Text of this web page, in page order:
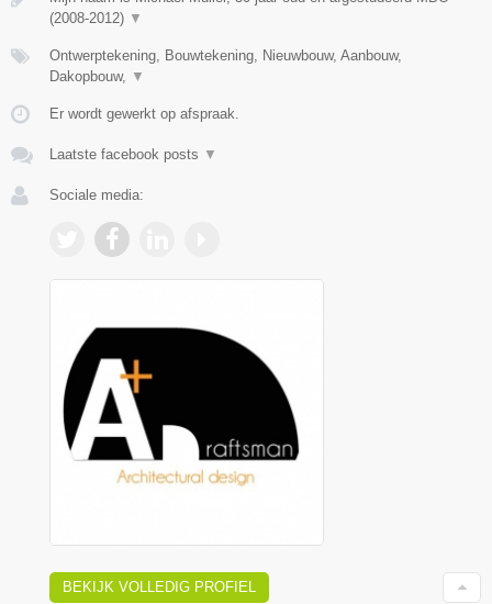
(2008-2012) ▼
Ontwerptekening, Bouwtekening, Nieuwbouw, Aanbouw,
Dakopbouw, ▼
Er wordt gewerkt op afspraak.
Laatste facebook posts ▼
Sociale media:
BEKIJK VOLLEDIG PROFIEL